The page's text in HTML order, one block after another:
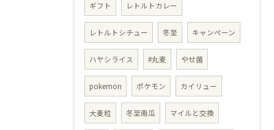
ギフト レトルトカレー
レトルトシチュー 冬至 キャンペーン
ハヤシライス #丸麦 やせ菌
pokemon ポケモン カイリュー
大麦粒 冬至南瓜 マイルと交換